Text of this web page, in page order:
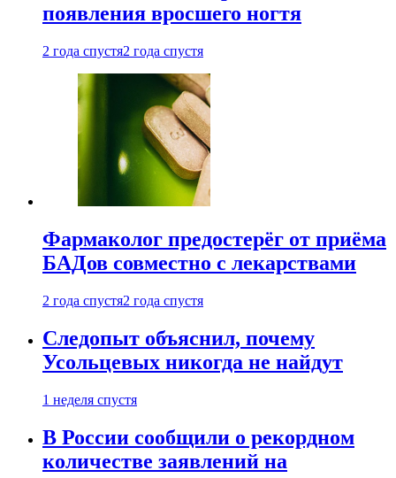
появления вросшего ногтя
2 года спустя2 года спустя
Фармаколог предостерёг от приёма
БАДов совместно с лекарствами
2 года спустя2 года спустя
Следопыт объяснил, почему
Усольцевых никогда не найдут
1 неделя спустя
В России сообщили о рекордном
количестве заявлений на